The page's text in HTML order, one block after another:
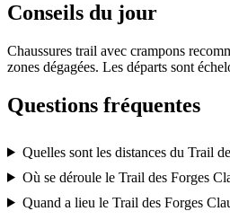
Conseils du jour
Chaussures trail avec crampons
zones dégagées. Les départs sont
Questions fréquentes
Quelles sont les distances du Trail
Où se déroule le Trail des Forges
Quand a lieu le Trail des Forges